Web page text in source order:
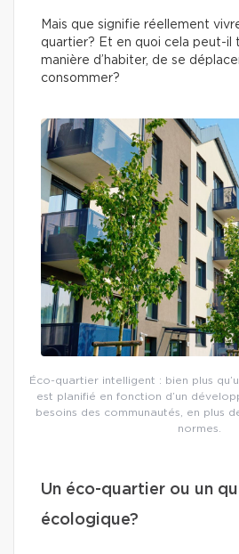
Mais que signifie réellement
quartier? Et en quoi cela peut-il
manière d’habiter, de se
consommer?
Éco-quartier intelligent : bien plus
est planifié en fonction d’un
besoins des communautés, en plus
normes.
Un éco-quartier ou un
écologique?